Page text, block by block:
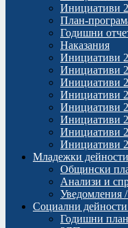
Инициативи
План-
Годишни
Наказания
Инициативи
Инициативи
Инициативи
Инициативи
Инициативи
Инициативи
Инициативи
Инициативи
Младежки дейности
Общински
Анализи и
Уведомления
Социални
Годишни